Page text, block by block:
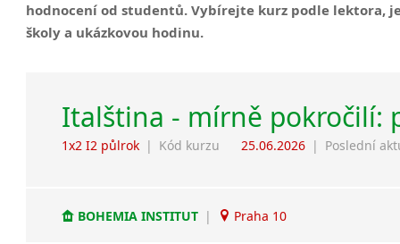
hodnocení od studentů. Vybírejte kurz podle lektora,
školy a ukázkovou hodinu.
Italština - mírně pokročilí:
1x2 I2 půlrok | Kód kurzu 25.06.2026 | Poslední
BOHEMIA INSTITUT | Praha 10